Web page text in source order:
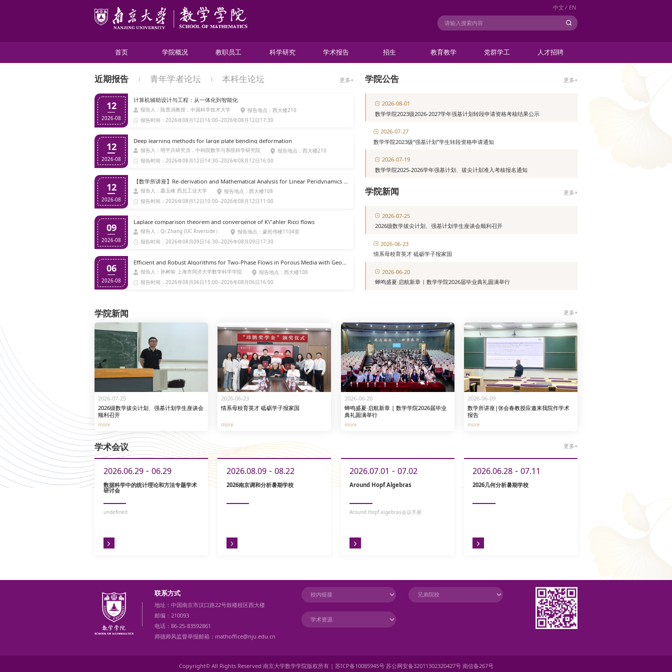
中文 / EN
首页 学院概况 教职员工 科学研究 学术报告 招生 教育教学 党群学工 人才招聘
近期报告 青年学者论坛 本科生论坛 更多+
12
2026-08
计算机辅助设计与工程：从一体化到智能化
报告人：陈景润教授，中国科学技术大学
报告地点：西大楼210
报告时间：2026年08月12日16:00--2026年08月12日17:30
12
2026-08
Deep learning methods for large plate bending deformation
报告人：明平兵研究员，中科院数学与系统科学研究院
报告地点：西大楼210
报告时间：2026年08月12日14:30--2026年08月12日16:00
12
2026-08
报告人：聂玉峰 西北工业大学
报告地点：西大楼108
报告时间：2026年08月12日10:00--2026年08月12日11:00
09
2026-08
Laplace comparison theorem and convergence of K\"ahler Ricci flows
报告人：Qi Zhang (UC Riverside）
报告地点：蒙民伟楼1104室
报告时间：2026年08月09日16:30--2026年08月09日17:30
06
2026-08
Efficient and Robust Algorithms for Two-Phase Flows in Porous Media with Geo-Energy Applications
报告人：孙树瑜 上海市同济大学数学科学学院
报告地点：西大楼108
报告时间：2026年08月06日15:00--2026年08月06日16:00
学院公告 更多+
2026-08-01
数学学院2023级2026-2027学年强基计划转段申请资格考核结果公示
2026-07-27
数学学院2023级“强基计划”学生转段资格申请通知
2026-07-19
数学学院2025-2026学年强基计划、拔尖计划准入考核报名通知
学院新闻 更多+
2026-07-25
2026级数学拔尖计划、强基计划学生座谈会顺利召开
2026-06-23
情系母校育英才 砥砺学子报家国
2026-06-20
蝉鸣盛夏·启航新章 | 数学学院2026届毕业典礼圆满举行
学院新闻 更多+
2026-07-25
2026级数学拔尖计划、强基计划学生座谈会
顺利召开
more
2026-06-23
情系母校育英才 砥砺学子报家国
more
2026-06-20
蝉鸣盛夏·启航新章 | 数学学院2026届毕业
典礼圆满举行
more
2026-06-09
数学所讲座|张会春教授应邀来我院作学术
报告
more
学术会议 更多+
2026.06.29- 06.29
数据科学中的统计理论和方法专题学术
研讨会
undefined
2026.08.09- 08.22
2026南京调和分析暑期学校
2026.07.01 -07.02
Around Hopf Algebras
Around Hopf algebras会议手册
2026.06.28 -07.11
2026几何分析暑期学校
联系方式
地址：中国南京市汉口路22号鼓楼校区西大楼
邮编：210093
电话：86-25-83592861
师德师风监督举报邮箱：mathoffice@nju.edu.cn
Copyright© All Rights Reserved 南京大学数学学院版权所有 | 苏ICP备10085945号 苏公网安备32011302320427号 南信备267号